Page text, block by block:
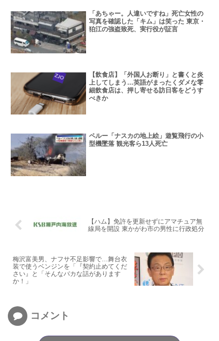
「あちゃー。人違いですね」死亡女性の
写真を確認した「キム」は笑った 東京・
狛江の強盗致死、実行役が証言
【飲食店】「外国人お断り」と書くと炎
上してしまう…英語がまったくダメな零
細飲食店は、押し寄せる訪日客をどうす
べきか
ペルー「ナスカの地上絵」遊覧飛行の小
型機墜落 観光客ら13人死亡
【ハム】免許を更新せずにアマチュア無
線局を開設 東かがわ市の男性に行政処分
梅沢富美男、ナフサ不足影響で…舞台衣
装で使うベンジンを「『契約止めてくだ
さい』と「そんなバカな話があります
か！」
コメント